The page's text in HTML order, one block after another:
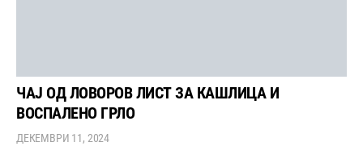
ЧАЈ ОД ЛОВОРОВ ЛИСТ ЗА КАШЛИЦА И
ВОСПАЛЕНО ГРЛО
ДЕКЕМВРИ 11, 2024